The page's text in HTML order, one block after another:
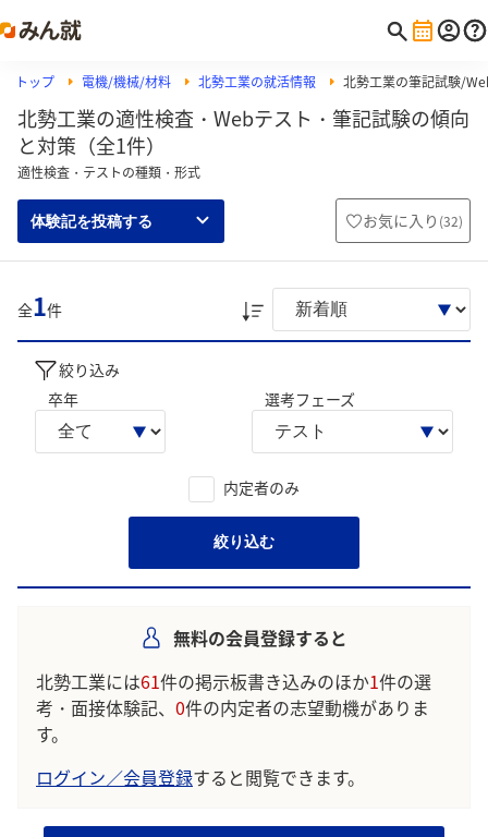
トップ 電機/機械/材料 北勢工業の就活情報 北勢工業の筆記試験/
北勢工業の適性検査・Webテスト・筆記試験の傾向
と対策（全1件）
適性検査・テストの種類・形式
体験記を投稿する お気に入り (32)
全1件
絞り込み
卒年
選考フェーズ
内定者のみ
絞り込む
無料の会員登録すると
北勢工業には61件の掲示板書き込みのほか1件の選
考・面接体験記、 0件の内定者の志望動機がありま
す。
ログイン／会員登録すると閲覧できます。